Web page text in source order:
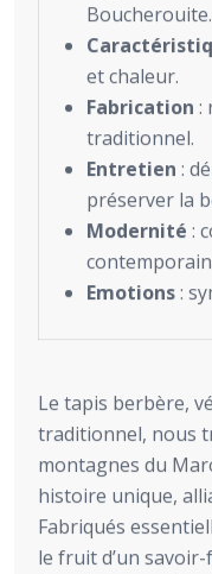
Boucherouite.
et chaleur.
Fabrication :
traditionnel.
Entretien :
préserver la
Modernité :
Emotions:
Le tapis berbère,
traditionnel, nous
montagnes du
histoire unique,
Fabriqués
le fruit d’un